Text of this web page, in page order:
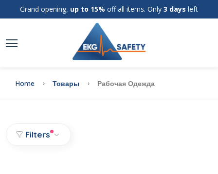
Grand opening, up to 15% off all items. Only 3 days left
Home Товары Рабочая Одежда
Filters